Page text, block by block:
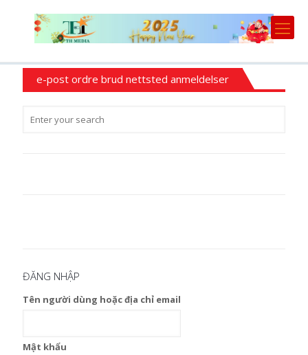
e-post ordre brud nettsted anmeldelser
ĐĂNG NHẬP
Tên người dùng hoặc địa chỉ email
Mật khẩu